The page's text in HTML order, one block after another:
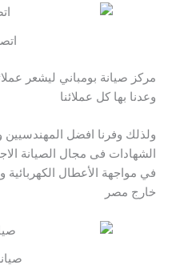
مركز صيانة بومباني ليشعر
وعدنا بها كل عملائنا
ولذلك وفرنا افضل المهندسيين
الشهادات فى مجال الصيانة
في مواجهة الأعطال الكهربائية
خارج مصر